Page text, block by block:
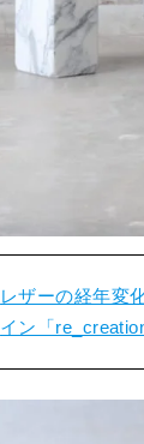
レザーの経年変
イン「